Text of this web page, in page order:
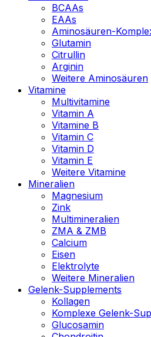
BCAAs
EAAs
Aminosäuren-
Glutamin
Citrullin
Arginin
Weitere Aminosäuren
Vitamine
Multivitamine
Vitamin A
Vitamine B
Vitamin C
Vitamin D
Vitamin E
Weitere Vitamine
Mineralien
Magnesium
Zink
Multimineralien
ZMA & ZMB
Calcium
Eisen
Elektrolyte
Weitere Mineralien
Gelenk-Supplements
Kollagen
Komplexe Gelenk-
Glucosamin